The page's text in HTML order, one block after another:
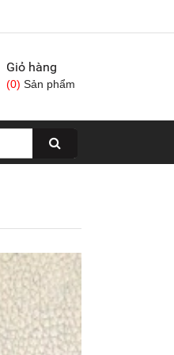
Giỏ hàng
(0) Sản phẩm